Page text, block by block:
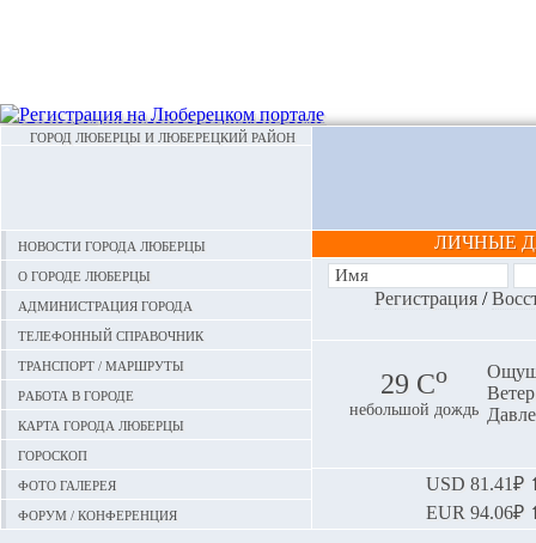
ГОРОД ЛЮБЕРЦЫ И ЛЮБЕРЕЦКИЙ РАЙОН
Новости города Люберцы
О городе Люберцы
Администрация города
Телефонный справочник
Транспорт / маршруты
Работа в городе
Карта города Люберцы
Гороскоп
Фото галерея
Форум / конференция
ЛИЧНЫЕ
Регистрация/
29 Сo
небольшой дождь
USD 81.41₽
EUR 94.06₽